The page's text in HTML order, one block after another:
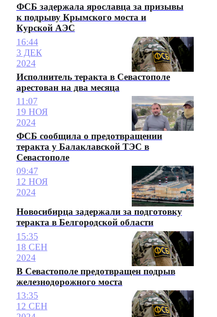
ФСБ задержала ярославца за призывы
к подрыву Крымского моста и
Курской АЭС
16:44
3 ДЕК
2024
Исполнитель теракта в Севастополе
арестован на два месяца
11:07
19 НОЯ
2024
ФСБ сообщила о предотвращении
теракта у Балаклавской ТЭС в
Севастополе
09:47
12 НОЯ
2024
Новосибирца задержали за подготовку
теракта в Белгородской области
15:35
18 СЕН
2024
В Севастополе предотвращен подрыв
железнодорожного моста
13:35
12 СЕН